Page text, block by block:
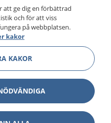
att ge dig en förbättrad
och för att viss
på webbplatsen.
kakor
KAKOR